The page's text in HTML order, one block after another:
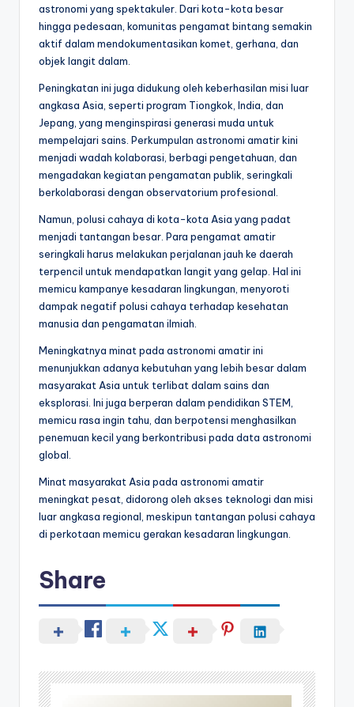
astronomi yang spektakuler. Dari kota-kota besar
hingga pedesaan, komunitas pengamat bintang semakin
aktif dalam mendokumentasikan komet, gerhana, dan
objek langit dalam.
Peningkatan ini juga didukung oleh keberhasilan misi luar
angkasa Asia, seperti program Tiongkok, India, dan
Jepang, yang menginspirasi generasi muda untuk
mempelajari sains. Perkumpulan astronomi amatir kini
menjadi wadah kolaborasi, berbagi pengetahuan, dan
mengadakan kegiatan pengamatan publik, seringkali
berkolaborasi dengan observatorium profesional.
Namun, polusi cahaya di kota-kota Asia yang padat
menjadi tantangan besar. Para pengamat amatir
seringkali harus melakukan perjalanan jauh ke daerah
terpencil untuk mendapatkan langit yang gelap. Hal ini
memicu kampanye kesadaran lingkungan, menyoroti
dampak negatif polusi cahaya terhadap kesehatan
manusia dan pengamatan ilmiah.
Meningkatnya minat pada astronomi amatir ini
menunjukkan adanya kebutuhan yang lebih besar dalam
masyarakat Asia untuk terlibat dalam sains dan
eksplorasi. Ini juga berperan dalam pendidikan STEM,
memicu rasa ingin tahu, dan berpotensi menghasilkan
penemuan kecil yang berkontribusi pada data astronomi
global.
Minat masyarakat Asia pada astronomi amatir
meningkat pesat, didorong oleh akses teknologi dan misi
luar angkasa regional, meskipun tantangan polusi cahaya
di perkotaan memicu gerakan kesadaran lingkungan.
Share